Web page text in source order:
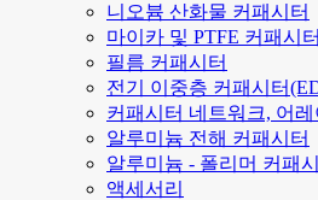
니오븀 산화물 커패시터
마이카 및 PTFE 커패시터
필름 커패시터
전기 이중층 커패시터
커패시터 네트워크, 어레
알루미늄 전해 커패시터
알루미늄 - 폴리머 커패
액세서리